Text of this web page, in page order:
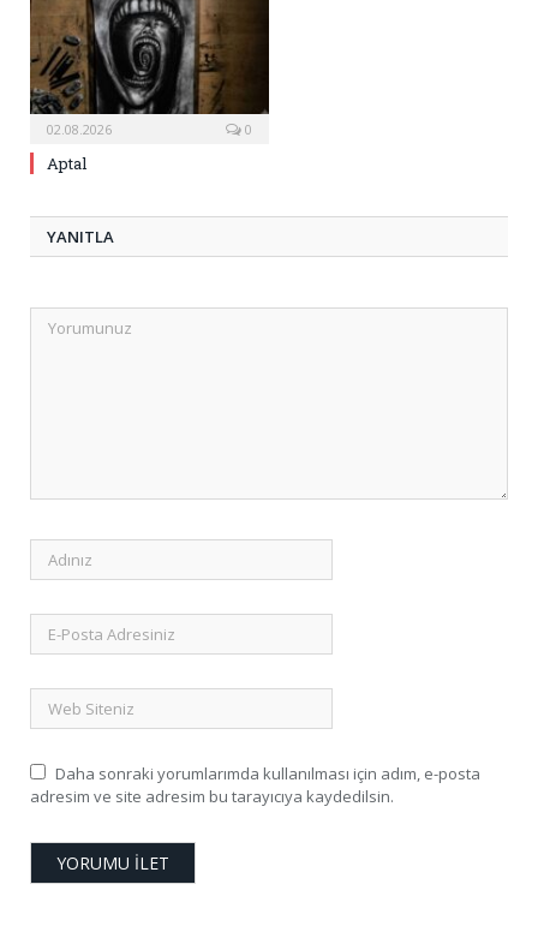
02.08.2026 0
Aptal
YANITLA
Daha sonraki yorumlarımda kullanılması için adım, e-posta
adresim ve site adresim bu tarayıcıya kaydedilsin.